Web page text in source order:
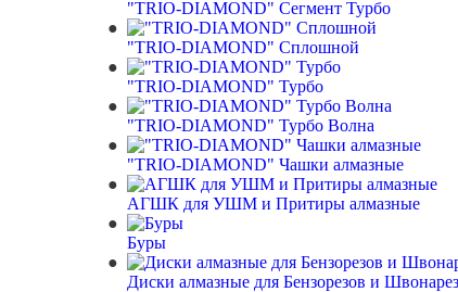
"TRIO-DIAMOND" Сегмент Турбо
"TRIO-DIAMOND" Сплошной
"TRIO-DIAMOND" Турбо
"TRIO-DIAMOND" Турбо Волна
"TRIO-DIAMOND" Чашки алмазные
АГШК для УШМ и Притиры алмазные
Буры
Диски алмазные для Бензорезов и